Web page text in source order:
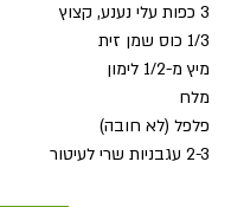
3 כפות עלי נענע, קצוץ
1/3 כוס שמן זית
מיץ מ-1/2 לימון
מלח
פלפל (לא חובה)
2-3 עגבניות שרי לעיטור